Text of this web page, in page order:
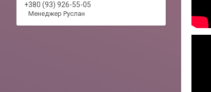
+380 (93) 926-55-05
Менеджер Руслан